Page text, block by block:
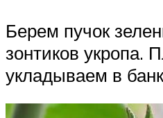
Берем пучок
зонтиков укропа.
укладываем в